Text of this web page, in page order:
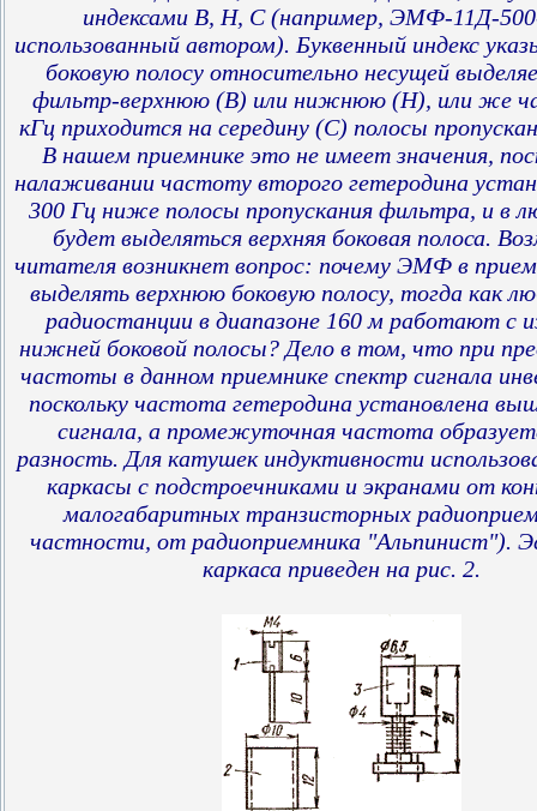
индексами В, Н, С (например, ЭМФ-11Д-
использованный автором). Буквенный индекс
боковую полосу относительно несущей
фильтр-верхнюю (В) или нижнюю (Н), или же
кГц приходится на середину (С) полосы
В нашем приемнике это не имеет значения,
налаживании частоту второго гетеродина
300 Гц ниже полосы пропускания фильтра, и в
будет выделяться верхняя боковая полоса.
читателя возникнет вопрос: почему ЭМФ в
выделять верхнюю боковую полосу, тогда как
радиостанции в диапазоне 160 м работают с
нижней боковой полосы? Дело в том, что при
частоты в данном приемнике спектр сигнала
поскольку частота гетеродина установлена
сигнала, а промежуточная частота
разность. Для катушек индуктивности
каркасы с подстроечниками и экранами от
малогабаритных транзисторных
частности, от радиоприемника "Альпинист").
каркаса приведен на рис. 2.